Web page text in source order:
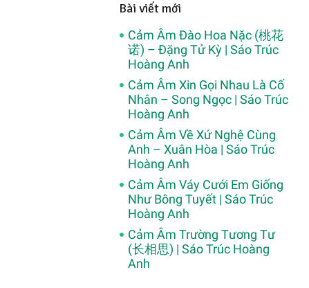
Bài viết mới
Cảm Âm Đào Hoa Nặc (桃花
诺) – Đặng Tử Kỳ | Sáo Trúc
Hoàng Anh
Cảm Âm Xin Gọi Nhau Là Cố
Nhân – Song Ngọc | Sáo Trúc
Hoàng Anh
Cảm Âm Về Xứ Nghệ Cùng
Anh – Xuân Hòa | Sáo Trúc
Hoàng Anh
Cảm Âm Váy Cưới Em Giống
Như Bông Tuyết | Sáo Trúc
Hoàng Anh
Cảm Âm Trường Tương Tư
(长相思) | Sáo Trúc Hoàng
Anh